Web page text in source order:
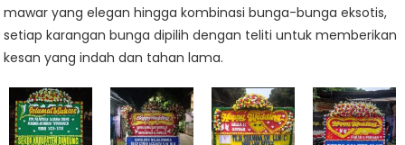
mawar yang elegan hingga kombinasi bunga-bunga eksotis,
setiap karangan bunga dipilih dengan teliti untuk memberikan
kesan yang indah dan tahan lama.